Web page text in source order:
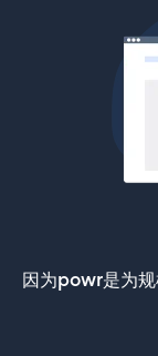
因为powr是为